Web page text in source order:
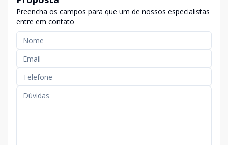
Preencha os campos para que um de nossos especialistas
entre em contato